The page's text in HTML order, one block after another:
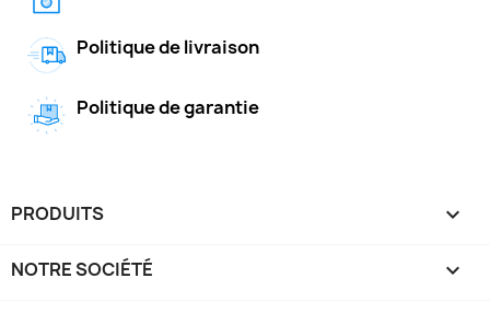
Politique de livraison
Politique de garantie
PRODUITS 
NOTRE SOCIÉTÉ 